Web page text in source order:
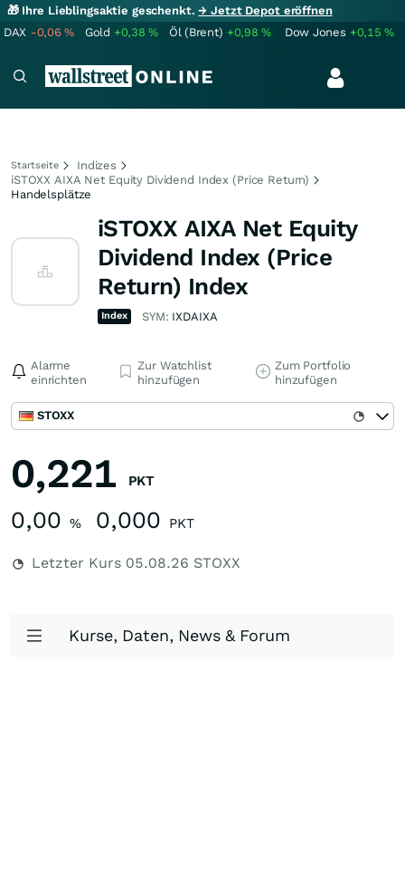
🎁 Ihre Lieblingsaktie geschenkt.→ Jetzt Depot eröffnen
DAX -0,06% Gold +0,38% Öl (Brent) +0,98% Dow Jones +0,15%
Startseite
Indizes
iSTOXX AIXA Net Equity Dividend Index (Price Return)
Handelsplätze
iSTOXX AIXA Net Equity
Dividend Index (Price
Return) Index
Index SYM: IXDAIXA
Alarme
einrichten
Zur Watchlist
hinzufügen
Zum Portfolio
hinzufügen
STOXX
0,221 PKT
0,00 % 0,000 PKT
Letzter Kurs 05.08.26 STOXX
Kurse, Daten, News & Forum